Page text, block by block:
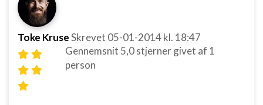
Toke KruseSkrevet 05-01-2014kl. 18:47
Gennemsnit 5,0stjerner givet af 1
person